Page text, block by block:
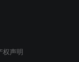
权声明